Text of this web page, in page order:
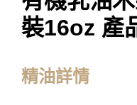
裝16oz 產
精油詳情